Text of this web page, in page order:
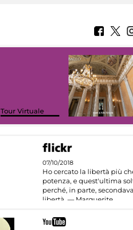
Tour Virtuale
07/10/2018
Ho cercato la libertà più
potenza, e quest'ultima
perché, in parte,
libertà. — Marguerite